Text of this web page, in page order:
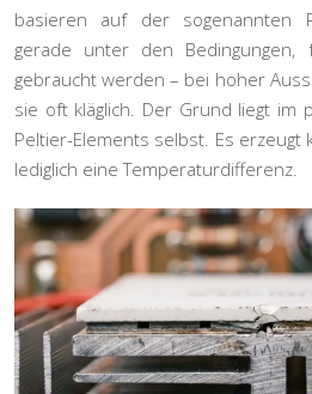
basieren auf der sogenannten
gerade unter den
gebraucht werden – bei hoher
sie oft kläglich. Der Grund liegt im
Peltier-Elements selbst. Es erzeugt
lediglich eine Temperaturdifferenz.